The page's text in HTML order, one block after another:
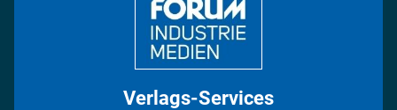
Verlags-Services